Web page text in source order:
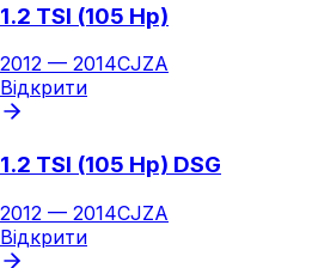
1.2 TSI (105 Hp)
2012 — 2014CJZA
Відкрити
1.2 TSI (105 Hp) DSG
2012 — 2014CJZA
Відкрити